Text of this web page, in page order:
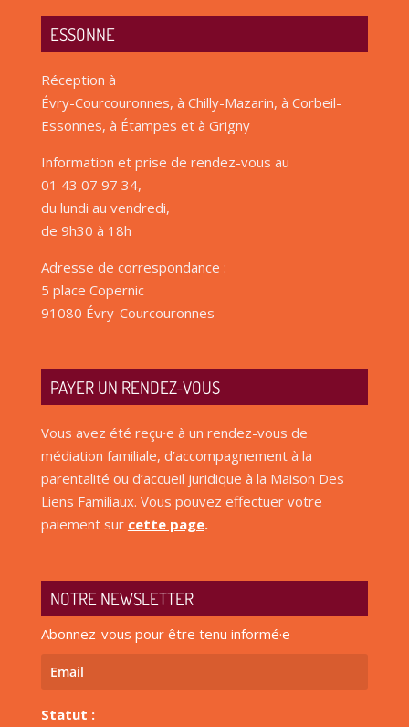
ESSONNE
Réception à
Évry-Courcouronnes, à Chilly-Mazarin, à Corbeil-
Essonnes, à Étampes et à Grigny
Information et prise de rendez-vous au
01 43 07 97 34,
du lundi au vendredi,
de 9h30 à 18h
Adresse de correspondance :
5 place Copernic
91080 Évry-Courcouronnes
PAYER UN RENDEZ-VOUS
Vous avez été reçu·e à un rendez-vous de
médiation familiale, d’accompagnement à la
parentalité ou d’accueil juridique à la Maison Des
Liens Familiaux. Vous pouvez effectuer votre
paiement sur cette page.
NOTRE NEWSLETTER
Abonnez-vous pour être tenu informé·e
Statut :